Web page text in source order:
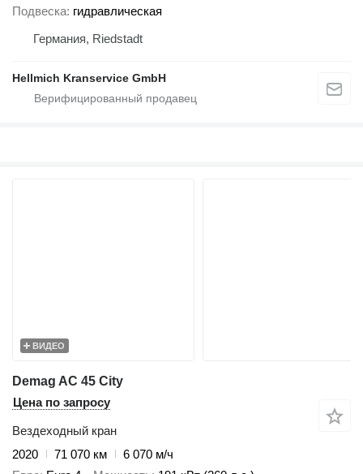
Подвеска гидравлическая
Германия, Riedstadt
Hellmich Kranservice GmbH
ВИДЕО
Demag AC 45 City
Цена по запросу
Вездеходный кран
2020
71 070 км
6 070 м/ч